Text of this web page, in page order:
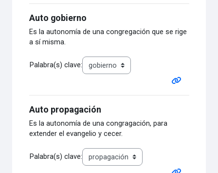
Auto gobierno
Es la autonomía de una congregación que se rige
a sí misma.
Palabra(s) clave:
Auto propagación
Es la autonomía de una congragación, para
extender el evangelio y cecer.
Palabra(s) clave: